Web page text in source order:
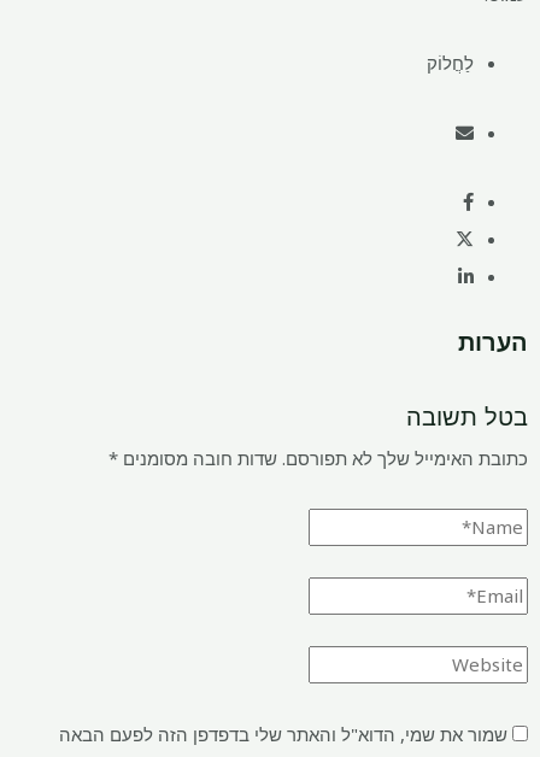
לַחֲלוֹק
הערות
בטל תשובה
כתובת האימייל שלך לא תפורסם. שדות חובה מסומנים *
שמור את שמי, הדוא"ל והאתר שלי בדפדפן הזה לפעם הבאה